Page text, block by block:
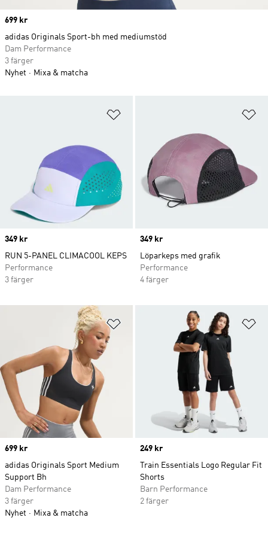
Price
349 kr
RUN 5-PANEL CLIMACOOL KEPS
Performance
3 färger
Price
349 kr
Löparkeps med grafik
Performance
4 färger
Lägg till på önskelistan
Price
699 kr
adidas Originals Sport Medium
Support Bh
Dam Performance
3 färger
Nyhet
Mixa & matcha
Price
249 kr
Train Essentials Logo Regular Fit
Shorts
Barn Performance
2 färger
Price
699 kr
adidas Originals Sport-bh med mediumstöd
Dam Performance
3 färger
Nyhet
Mixa & matcha